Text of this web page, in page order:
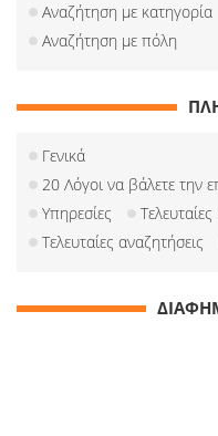
Αναζήτηση με κατηγορία
Αναζήτηση με πόλη
Γενικά
20 Λόγοι να βάλετε την
Υπηρεσίες
Τελευταίες αναζητήσεις